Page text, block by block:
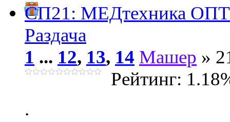
СП21: МЕДтехника
Раздача
1 ... 12, 13, 14 Машер »
Рейтинг:
.